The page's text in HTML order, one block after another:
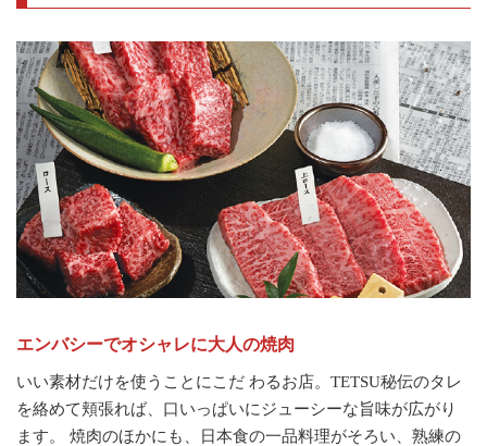
エンバシーでオシャレに大人の焼肉
いい素材だけを使うことにこだ わるお店。TETSU秘伝のタレ
を絡めて頬張れば、口いっぱいにジューシーな旨味が広がり
ます。 焼肉のほかにも、日本食の一品料理がそろい、熟練の